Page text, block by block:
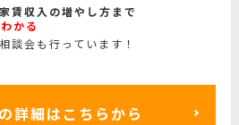
賃収入の増やし方まで
かる
談会も行っています！
詳細はこちらから